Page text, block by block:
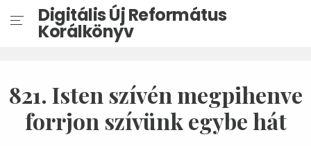
Digitális Új Református
Korálkönyv
821. Isten szívén megpihenve
forrjon szívünk egybe hát